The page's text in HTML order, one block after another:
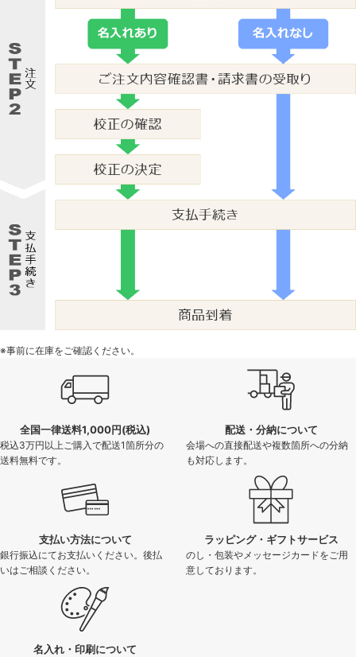
※事前に在庫をご確認ください。
全国一律送料1,000円(税込)
税込3万円以上ご購入で配送1箇所分の
送料無料です。
配送・分納について
会場への直接配送や複数箇所への分納
も対応します。
支払い方法について
銀行振込にてお支払いください。後払
いはご相談ください。
ラッピング・ギフトサービス
のし・包装やメッセージカードをご用
意しております。
名入れ・印刷について